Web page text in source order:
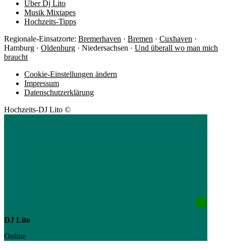
Über Dj Lito
Musik Mixtapes
Hochzeits-Tipps
Regionale-Einsatzorte: Bremerhaven · Bremen · Cuxhaven ·
Hamburg · Oldenburg · Niedersachsen · Und überall wo man mich
braucht
Cookie-Einstellungen ändern
Impressum
Datenschutzerklärung
Hochzeits-DJ Lito ©
DJ Lito
Online